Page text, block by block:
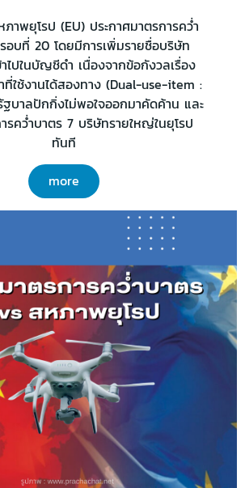
ภาพยุโรป (EU) ประกาศมาตรการคว่ำ
อบที่ 20 โดยมีการเพิ่มรายชื่อบริษัท
ปในบัญชีดำ เนื่องจากข้อกังวลเรื่อง
ใช้งานได้สองทาง (Dual-use-item :
ฐบาลปักกิ่งไม่พอใจออกมาคัดค้าน และ
รคว่ำบาตร 7 บริษัทรายใหญ่ในยุโรป
ทันที
more